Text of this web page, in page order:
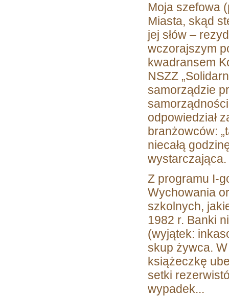
Moja szefowa
Miasta, skąd
jej słów –
wczorajszym
kwadransem
NSZZ
samorządzie
odpowiedział
branżowców:
niecałą
wystarczająca.
Z programu I-
Wychowania
szkolnych,
1982 r. Banki
(wyjątek:
skup żywca. W
książeczkę
setki
wypadek...